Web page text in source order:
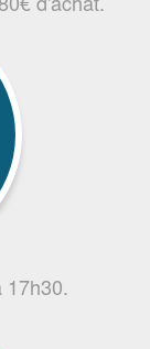
17h30.